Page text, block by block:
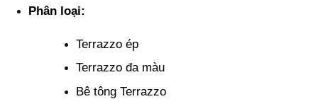
Phân loại:
Terrazzo ép
Terrazzo đa màu
Bê tông Terrazzo